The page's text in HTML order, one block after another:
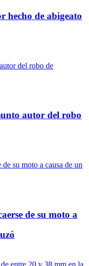
hecho de abigeato
autor del robo
de su moto a